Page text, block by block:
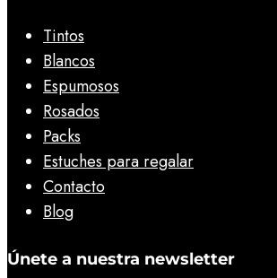
Tintos
Blancos
Espumosos
Rosados
Packs
Estuches para regalar
Contacto
Blog
Únete a nuestra newsletter